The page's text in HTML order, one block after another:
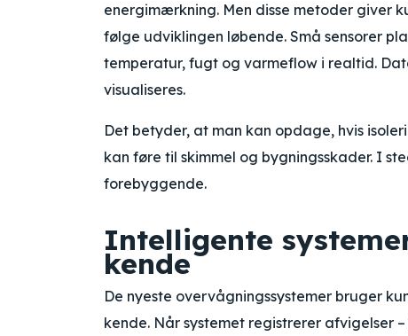
energimærkning. Men disse metoder giver
følge udviklingen løbende. Små sensorer
temperatur, fugt og varmeflow i realtid.
visualiseres.
Det betyder, at man kan opdage, hvis
kan føre til skimmel og bygningsskader. I
forebyggende.
Intelligente
kende
De nyeste overvågningssystemer bruger
kende. Når systemet registrerer afvigelser